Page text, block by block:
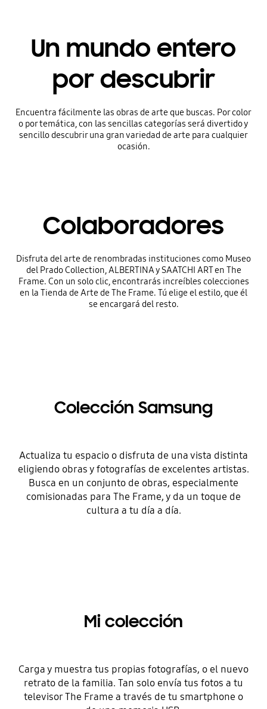
Un mundo entero
por descubrir
Encuentra fácilmente las obras de arte que buscas. Por color
o por temática, con las sencillas categorías será divertido y
sencillo descubrir una gran variedad de arte para cualquier
ocasión.
Colaboradores
Disfruta del arte de renombradas instituciones como Museo
del Prado Collection, ALBERTINA y SAATCHI ART en The
Frame. Con un solo clic, encontrarás increíbles colecciones
en la Tienda de Arte de The Frame. Tú elige el estilo, que él
se encargará del resto.
Colección Samsung
Actualiza tu espacio o disfruta de una vista distinta
eligiendo obras y fotografías de excelentes artistas.
Busca en un conjunto de obras, especialmente
comisionadas para The Frame, y da un toque de
cultura a tu día a día.
Mi colección
Carga y muestra tus propias fotografías, o el nuevo
retrato de la familia. Tan solo envía tus fotos a tu
televisor The Frame a través de tu smartphone o